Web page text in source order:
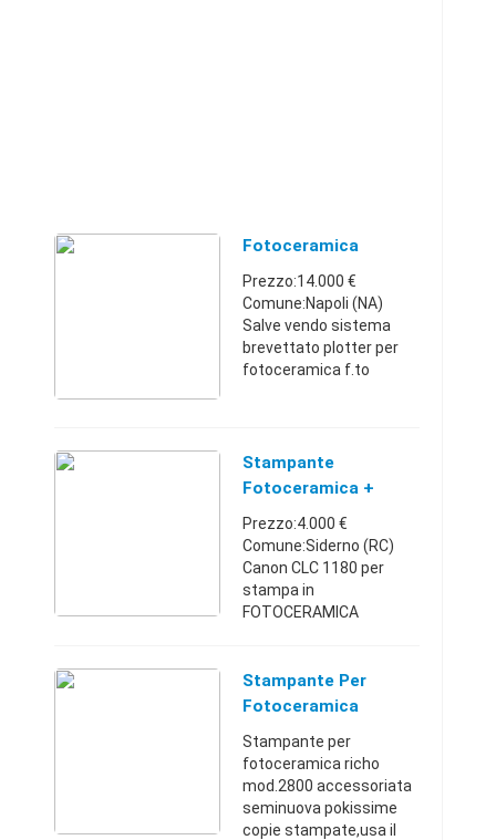
Fotoceramica
Prezzo:14.000 €
Comune:Napoli (NA)
Salve vendo sistema
brevettato plotter per
fotoceramica f.to
pellicola film, laminatore
per separar ...
Stampante
Fotoceramica +
Forno Cotture
Prezzo:4.000 €
Comune:Siderno (RC)
Canon CLC 1180 per
stampa in
FOTOCERAMICA
fotoceramica - arredo
urbano -
piatti) - targhe varie.
Durata dell ...
Stampante Per
Fotoceramica
Stampante per
fotoceramica richo
mod.2800 accessoriata
seminuova pokissime
copie stampate,usa il